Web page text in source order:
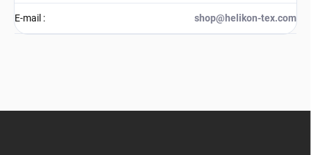
E-mail : shop@helikon-tex.com